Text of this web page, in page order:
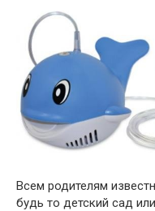
Всем родителям
будь то детский сад